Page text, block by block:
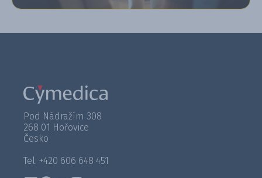
Pod Nádražím 308
268 01 Hořovice
Česko
Tel: +420 606 648 451